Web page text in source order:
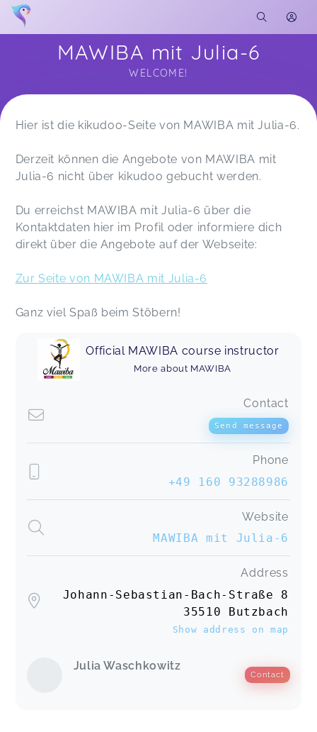
MAWIBA mit Julia-6
WELCOME!
Soon you will learn more about me here...
Hier ist die kikudoo-Seite von MAWIBA mit Julia-6.
Derzeit können die Angebote von MAWIBA mit
Julia-6 nicht über kikudoo gebucht werden.
Du erreichst MAWIBA mit Julia-6 über die
Kontaktdaten hier im Profil oder informiere dich
direkt über die Angebote auf der Webseite:
Zur Seite von MAWIBA mit Julia-6
Ganz viel Spaß beim Stöbern!
Official MAWIBA course instructor
More about MAWIBA
Contact
Send message
Phone
+49 160 93288986
Website
MAWIBA mit Julia-6
Address
Johann-Sebastian-Bach-Straße 8
35510 Butzbach
Show address on map
Julia Waschkowitz
Contact